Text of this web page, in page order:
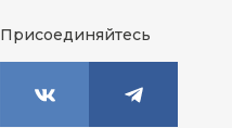
Присоединяйтесь